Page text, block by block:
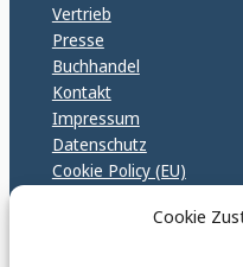
Cookie
Vertrieb
Presse
Buchhandel
Kontakt
Impressum
Datenschutz
Cookie Policy (EU)